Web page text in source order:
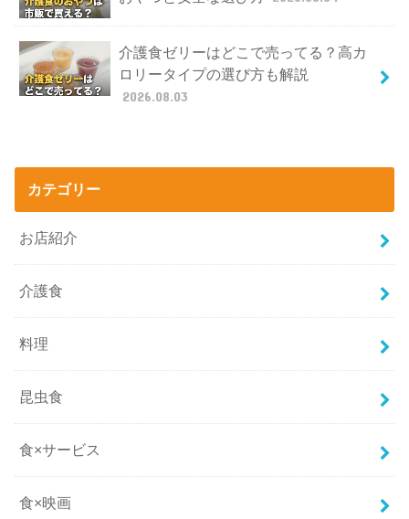
介護食ゼリーはどこで売ってる？高カ
ロリータイプの選び方も解説
2026.08.03
カテゴリー
お店紹介
介護食
料理
昆虫食
食×サービス
食×映画